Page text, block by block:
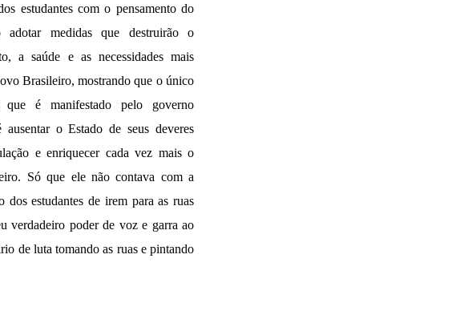
estudantes com o pensamento do
adotar medidas que destruirão o
a saúde e as necessidades mais
Brasileiro, mostrando que o único
que é manifestado pelo governo
ausentar o Estado de seus deveres
e enriquecer cada vez mais o
Só que ele não contava com a
dos estudantes de irem para as ruas
verdadeiro poder de voz e garra ao
de luta tomando as ruas e pintando